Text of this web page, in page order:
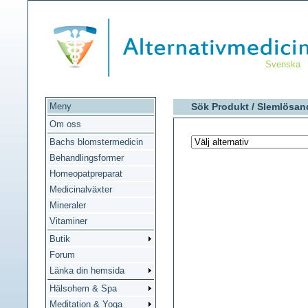
Svenska
Meny
Om oss
Bachs blomstermedicin
Behandlingsformer
Homeopatpreparat
Medicinalväxter
Mineraler
Vitaminer
Butik
Forum
Länka din hemsida
Hälsohem & Spa
Meditation & Yoga
Sök Produkt /